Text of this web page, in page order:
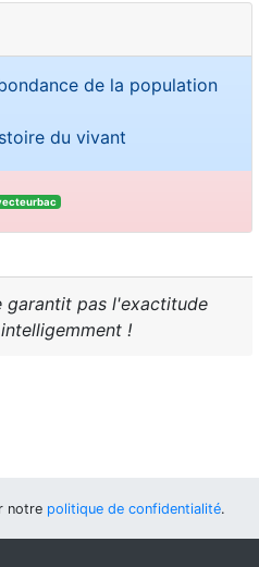
de la population
du vivant
garantit pas l'exactitude
!
notre politique de confidentialité.